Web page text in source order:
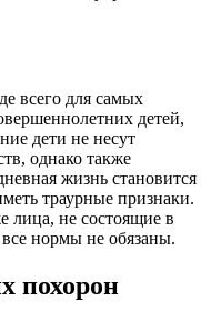
всего для самых
детей,
дети не несут
однако также
жизнь становится
траурные признаки.
лица, не состоящие в
нормы не обязаны.
похорон